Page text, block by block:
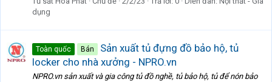
dụng
Toàn quốc Bán
Sản xuất tủ đựng đồ bảo hộ, tủ
locker cho nhà xưởng - NPRO.vn
NPRO.vn sản xuất và gia công tủ đồ nghề, tủ bảo hộ, tủ để nón bảo